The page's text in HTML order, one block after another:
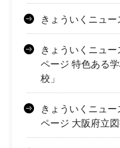
きょういくニュー
きょういくニュ
ページ 特色ある
校」
きょういくニュ
ページ 大阪府立